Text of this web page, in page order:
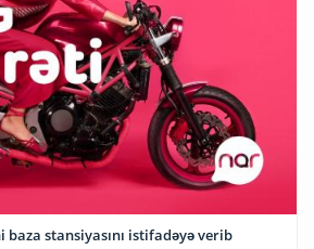
baza stansiyasını istifadəyə verib